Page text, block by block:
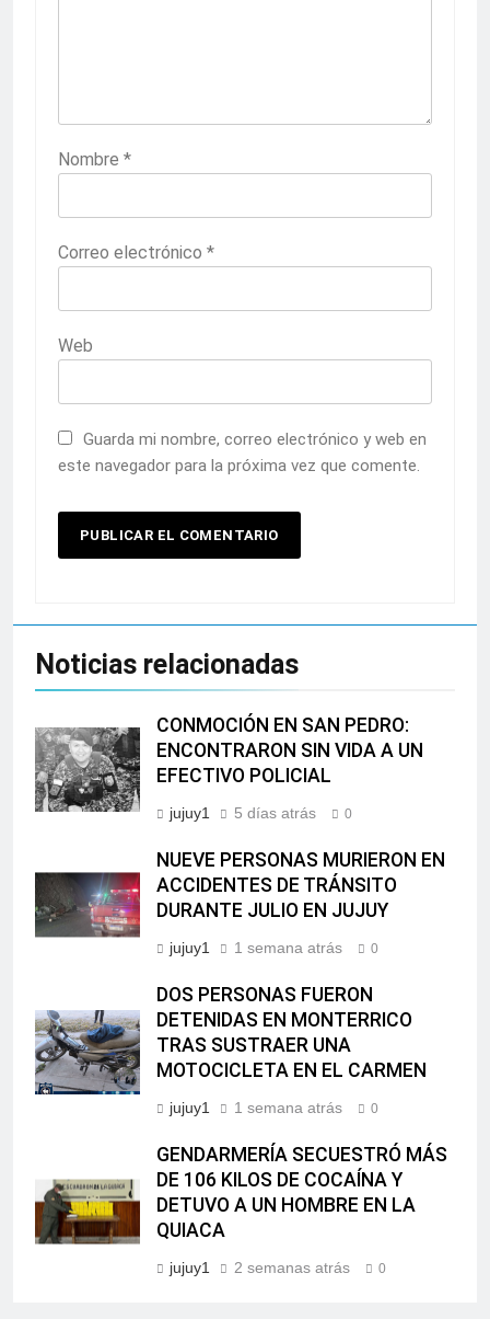
Nombre *
Correo electrónico *
Web
Guarda mi nombre, correo electrónico y web en
este navegador para la próxima vez que comente.
Noticias relacionadas
CONMOCIÓN EN SAN PEDRO:
ENCONTRARON SIN VIDA A UN
EFECTIVO POLICIAL
jujuy1 5 días atrás 0
NUEVE PERSONAS MURIERON EN
ACCIDENTES DE TRÁNSITO
DURANTE JULIO EN JUJUY
jujuy1 1 semana atrás 0
DOS PERSONAS FUERON
DETENIDAS EN MONTERRICO
TRAS SUSTRAER UNA
MOTOCICLETA EN EL CARMEN
jujuy1 1 semana atrás 0
GENDARMERÍA SECUESTRÓ MÁS
DE 106 KILOS DE COCAÍNA Y
DETUVO A UN HOMBRE EN LA
QUIACA
jujuy1 2 semanas atrás 0